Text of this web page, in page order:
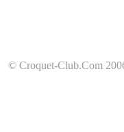
© Croquet-Club.Com